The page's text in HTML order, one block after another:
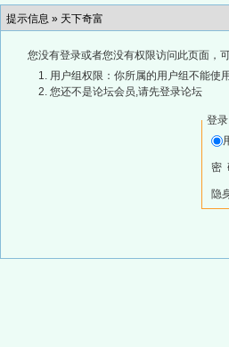
提示信息 » 天下奇富
您没有登录或者您没有权限访问此页面，
用户组权限：你所属的用户组不能使
您还不是论坛会员,请先登录论坛
登录
密
隐